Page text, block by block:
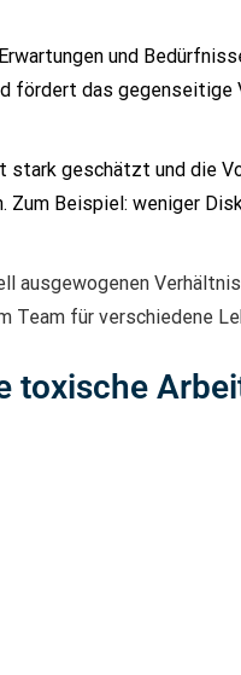
und
fördert das gegenseitige
geschätzt und die
Beispiel: weniger
ausgewogenen
Team für verschiedene
toxische